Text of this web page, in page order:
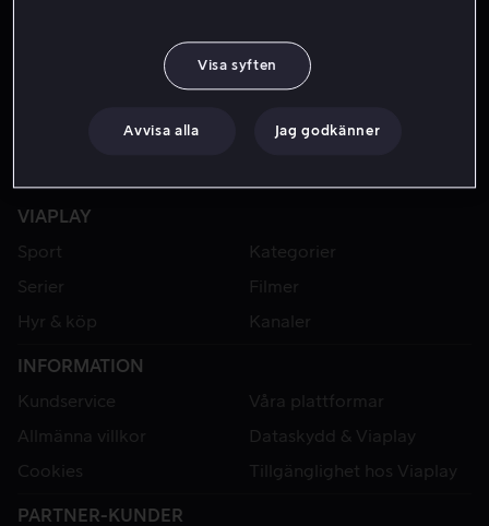
Reine-Alix Ndegeyinka
VIAPLAY
Sport
Kategorier
Serier
Filmer
Hyr & köp
Kanaler
INFORMATION
Kundservice
Våra plattformar
Allmänna villkor
Dataskydd & Viaplay
Cookies
Tillgänglighet hos Viaplay
PARTNER-KUNDER
Visa syften
Avvisa alla Jag godkänner